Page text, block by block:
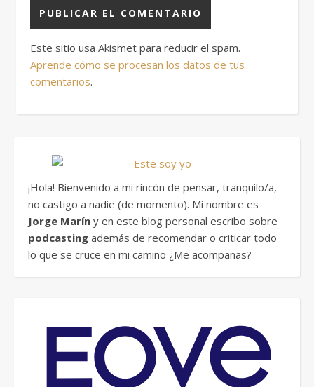
Este sitio usa Akismet para reducir el spam.
Aprende cómo se procesan los datos de tus
comentarios.
¡Hola! Bienvenido a mi rincón de pensar, tranquilo/a,
no castigo a nadie (de momento). Mi nombre es
Jorge Marín y en este blog personal escribo sobre
podcasting además de recomendar o criticar todo
lo que se cruce en mi camino ¿Me acompañas?